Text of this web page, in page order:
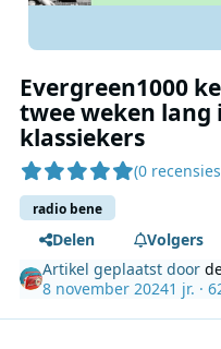
Evergreen1000
twee weken
klassiekers
(0
radio bene
Delen
Volgers
Artikel geplaatst door
8 november 20241 jr. ·